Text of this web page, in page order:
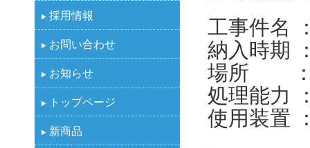
採用情報
お問い合わせ
お知らせ
トップページ
新商品
工事件名
納入時期
場所 ：
処理能力
使用装置